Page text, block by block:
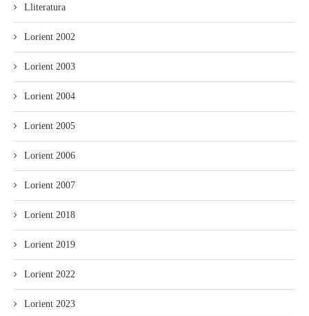
Lliteratura
Lorient 2002
Lorient 2003
Lorient 2004
Lorient 2005
Lorient 2006
Lorient 2007
Lorient 2018
Lorient 2019
Lorient 2022
Lorient 2023